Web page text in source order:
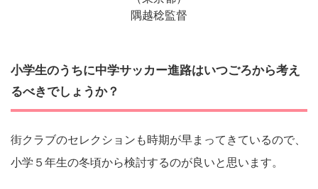
隅越稔監督
小学生のうちに中学サッカー進路はいつごろから考え
るべきでしょうか？
街クラブのセレクションも時期が早まってきているので、
小学５年生の冬頃から検討するのが良いと思います。